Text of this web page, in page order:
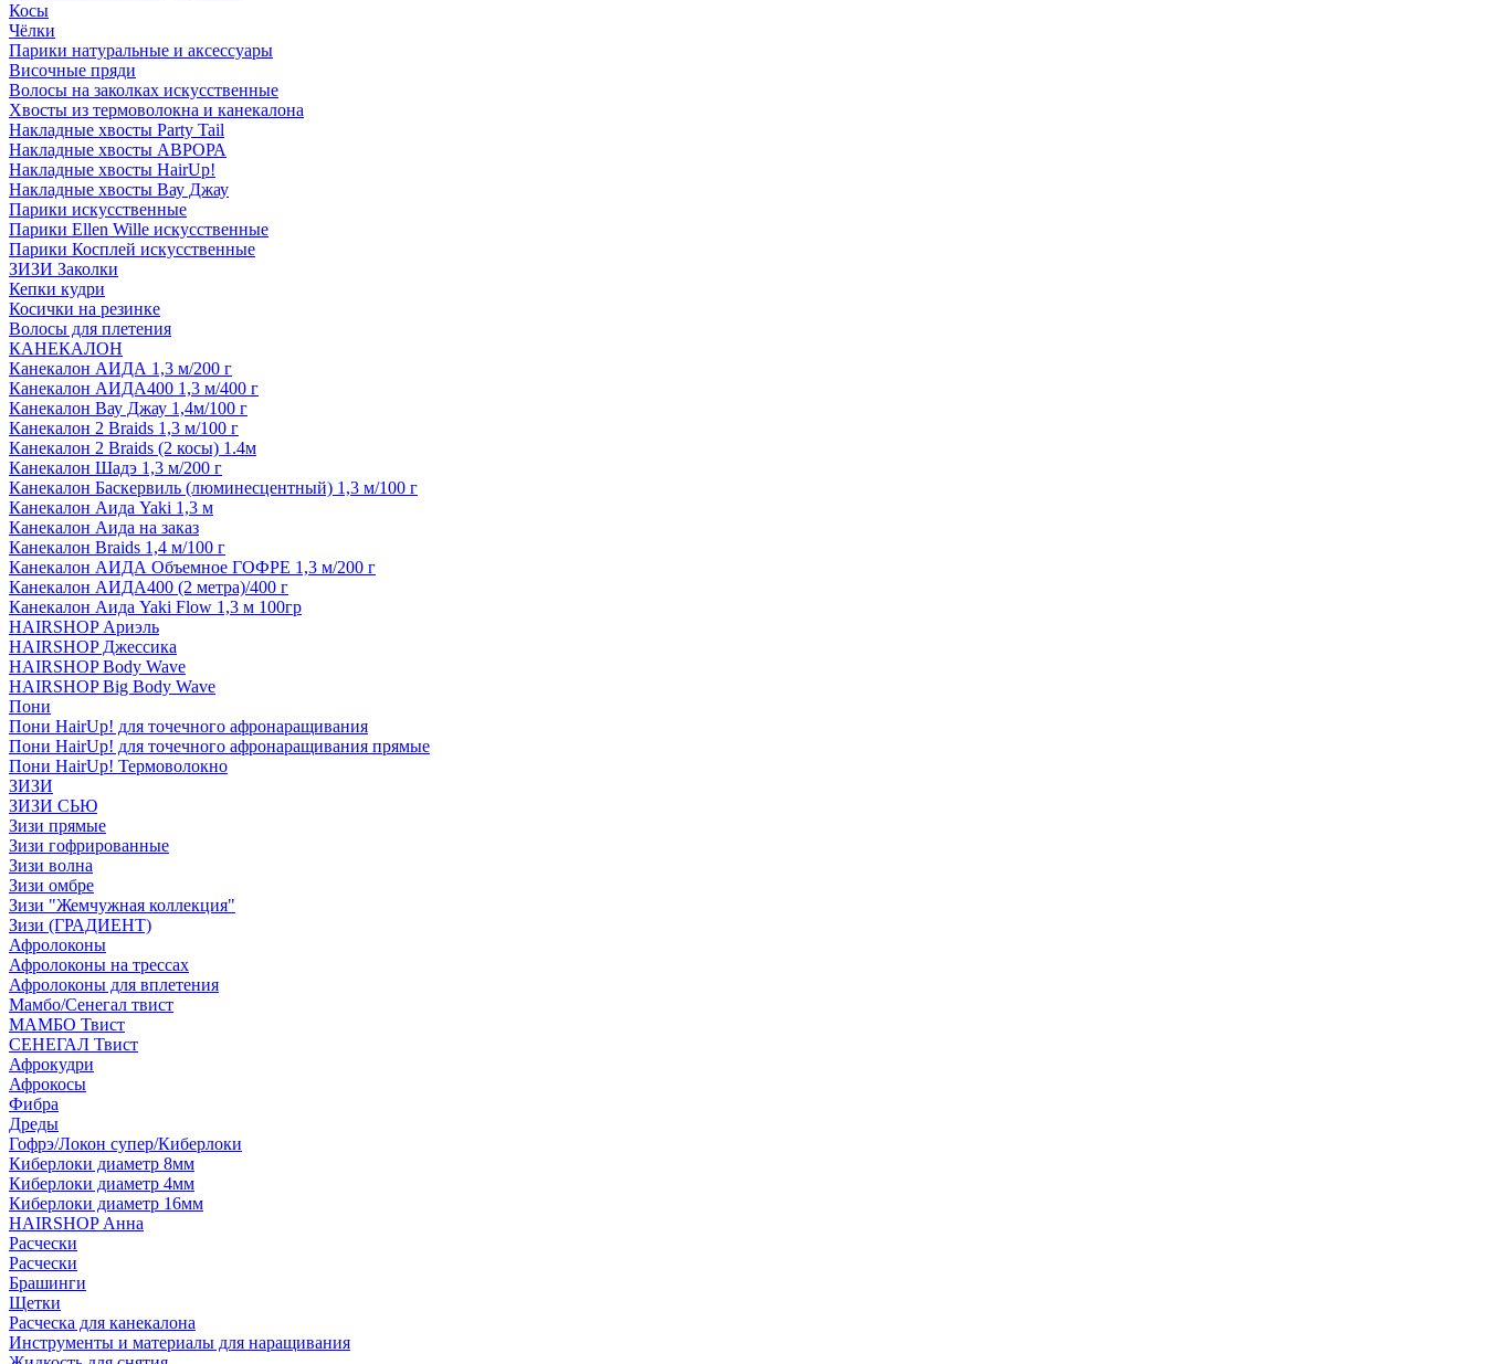
Косы
Чёлки
Парики натуральные и аксессуары
Височные пряди
Волосы на заколках искусственные
Хвосты из термоволокна и канекалона
Накладные хвосты Party Tail
Накладные хвосты АВРОРА
Накладные хвосты HairUp!
Накладные хвосты Вау Джау
Парики искусственные
Парики Ellen Wille искусственные
Парики Косплей искусственные
ЗИЗИ Заколки
Кепки кудри
Косички на резинке
Волосы для плетения
КАНЕКАЛОН
Канекалон АИДА 1,3 м/200 г
Канекалон АИДА400 1,3 м/400 г
Канекалон Вау Джау 1,4м/100 г
Канекалон 2 Braids 1,3 м/100 г
Канекалон 2 Braids (2 косы) 1.4м
Канекалон Шадэ 1,3 м/200 г
Канекалон Баскервиль (люминесцентный) 1,3 м/100 г
Канекалон Аида Yaki 1,3 м
Канекалон Аида на заказ
Канекалон Braids 1,4 м/100 г
Канекалон АИДА Объемное ГОФРЕ 1,3 м/200 г
Канекалон АИДА400 (2 метра)/400 г
Канекалон Аида Yaki Flow 1,3 м 100гр
HAIRSHOP Ариэль
HAIRSHOP Джессика
HAIRSHOP Body Wave
HAIRSHOP Big Body Wave
Пони
Пони HairUp! для точечного афронаращивания
Пони HairUp! для точечного афронаращивания прямые
Пони HairUp! Термоволокно
ЗИЗИ
ЗИЗИ СЬЮ
Зизи прямые
Зизи гофрированные
Зизи волна
Зизи омбре
Зизи "Жемчужная коллекция"
Зизи (ГРАДИЕНТ)
Афролоконы
Афролоконы на трессах
Афролоконы для вплетения
Мамбо/Сенегал твист
МАМБО Твист
СЕНЕГАЛ Твист
Афрокудри
Афрокосы
Фибра
Дреды
Гофрэ/Локон супер/Киберлоки
Киберлоки диаметр 8мм
Киберлоки диаметр 4мм
Киберлоки диаметр 16мм
HAIRSHOP Анна
Расчески
Расчески
Брашинги
Щетки
Расческа для канекалона
Инструменты и материалы для наращивания